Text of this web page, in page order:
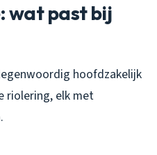
wat past bij
hoofdzakelijk
riolering, elk met